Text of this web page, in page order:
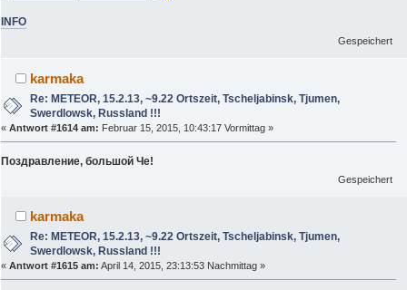
INFO
Gespeichert
karmaka
Re: METEOR, 15.2.13, ~9.22 Ortszeit, Tscheljabinsk, Tjumen,
Swerdlowsk, Russland !!!
« Antwort #1614 am: Februar 15, 2015, 10:43:17 Vormittag »
Поздравление, большой Че!
Gespeichert
karmaka
Re: METEOR, 15.2.13, ~9.22 Ortszeit, Tscheljabinsk, Tjumen,
Swerdlowsk, Russland !!!
« Antwort #1615 am: April 14, 2015, 23:13:53 Nachmittag »